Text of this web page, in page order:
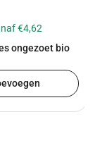
€4,62
ongezoet bio